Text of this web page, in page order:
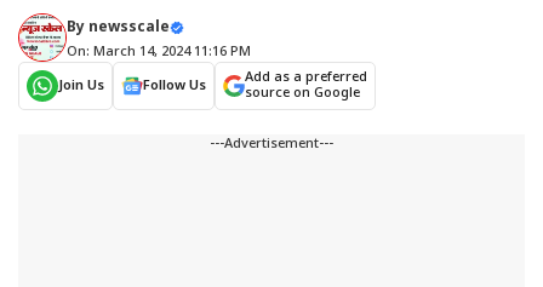
By newsscale
On: March 14, 2024 11:16 PM
Join Us
Follow Us
Add as a preferred
source on Google
---Advertisement---